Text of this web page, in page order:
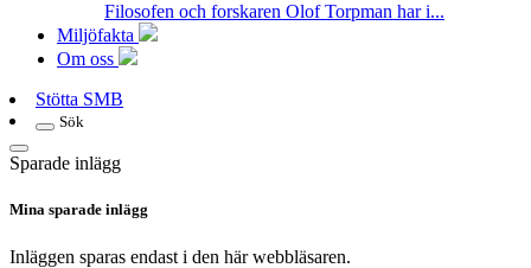
Filosofen och forskaren Olof Torpman har i...
Miljöfakta
Om oss
Stötta SMB
Sök
Sparade inlägg
Mina sparade inlägg
Inläggen sparas endast i den här webbläsaren.